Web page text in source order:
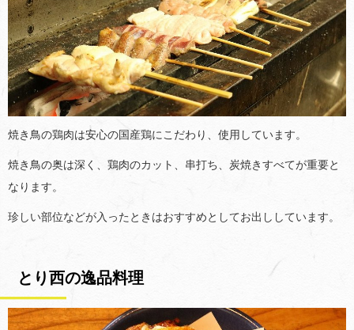
焼き鳥の鶏肉は安心の国産鶏にこだわり、使用しています。
焼き鳥の奥は深く、鶏肉のカット、串打ち、炭焼きすべてが重要と
なります。
珍しい部位などが入ったときはおすすめとしてお出ししています。
とり西の逸品料理